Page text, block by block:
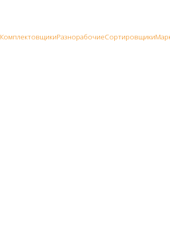
КомплектовщикиРазнорабочиеСортировщики